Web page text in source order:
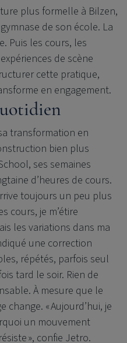
plus formelle à Bilzen,
de son école. La
Puis les cours, les
de scène
cette pratique,
en engagement.
transformation en
bien plus
ses semaines
d’heures de cours.
toujours un peu plus
cours, je m’étire
les variations dans ma
une correction
répétés, parfois seul
tard le soir. Rien de
À mesure que le
change. « Aujourd’hui, je
un mouvement
», confie Jetro.